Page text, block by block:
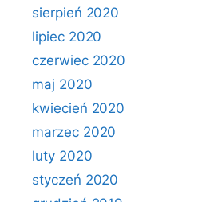
sierpień 2020
lipiec 2020
czerwiec 2020
maj 2020
kwiecień 2020
marzec 2020
luty 2020
styczeń 2020